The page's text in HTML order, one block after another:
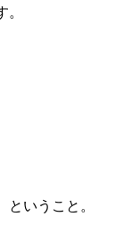
いうこと。